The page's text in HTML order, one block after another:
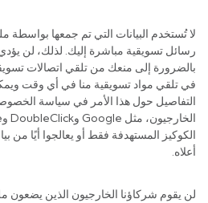
لا تُستخدم البيانات التي تم جمعها بواسطة
رسائل تسويقية مباشرة إليك. لذلك، لن
بالضرورة إلى منعك من تلقي اتصالات
في تلقي مواد تسويقية منا في أي وقت
التفاصيل حول هذا الأمر في سياسة
الكوكيز المستهدفة فقط أو يعالجوا أيًا من
أعلاه.
لن يقوم شركاؤنا الخارجيون الذين يضعون